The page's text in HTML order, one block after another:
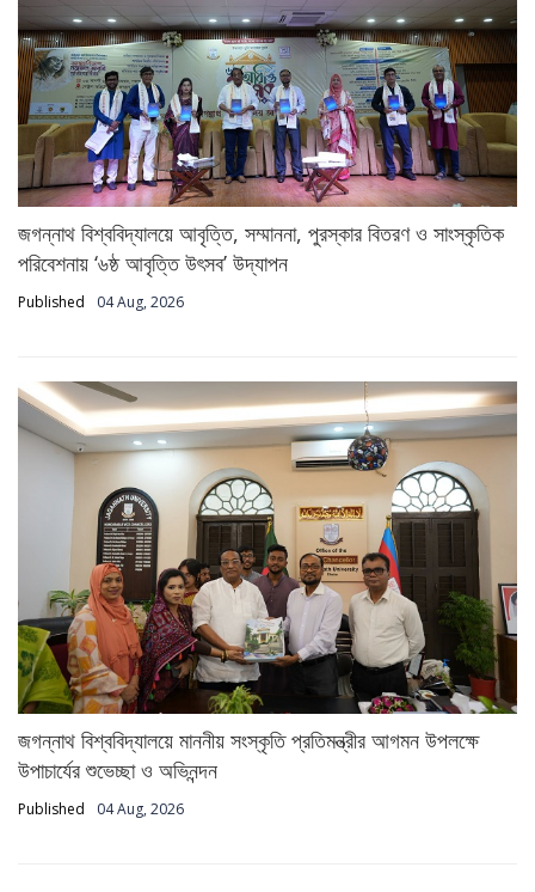
জগন্নাথ বিশ্ববিদ্যালয়ে আবৃত্তি, সম্মাননা, পুরস্কার বিতরণ ও সাংস্কৃতিক
পরিবেশনায় ‘৬ষ্ঠ আবৃত্তি উৎসব’ উদ্‌যাপন
Published 04 Aug, 2026
জগন্নাথ বিশ্ববিদ্যালয়ে মাননীয় সংস্কৃতি প্রতিমন্ত্রীর আগমন উপলক্ষে
উপাচার্যের শুভেচ্ছা ও অভিনন্দন
Published 04 Aug, 2026